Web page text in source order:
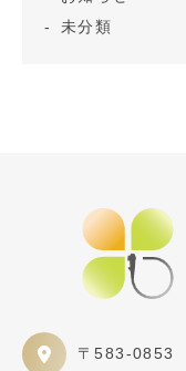
未分類
〒583-0853